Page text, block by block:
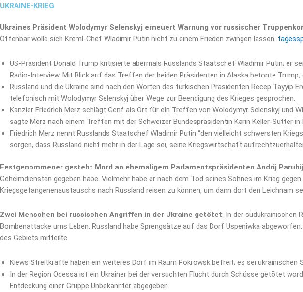
UKRAINE-KRIEG
Ukraines Präsident Wolodymyr Selenskyj erneuert Warnung vor russischer
Offenbar wolle sich Kreml-Chef Wladimir Putin nicht zu einem Frieden zwingen lassen.
US-Präsident Donald Trump kritisierte abermals Russlands Staatschef Wladimir Putin; er
Radio-Interview. Mit Blick auf das Treffen der beiden Präsidenten in Alaska betonte Trump,
Russland und die Ukraine sind nach den Worten des türkischen Präsidenten Recep
telefonisch mit Wolodymyr Selenskyj über Wege zur Beendigung des Krieges gesprochen.
Kanzler Friedrich Merz schlägt Genf als Ort für ein Treffen von Wolodymyr Selenskyj und
sagte Merz nach einem Treffen mit der Schweizer Bundespräsidentin Karin Keller-Sutter in
Friedrich Merz nennt Russlands Staatschef Wladimir Putin “den vielleicht schwersten
sorgen, dass Russland nicht mehr in der Lage sei, seine Kriegswirtschaft
Festgenommener gesteht Mord an ehemaligem Parlamentspräsidenten Andrij Parubij
Geheimdiensten gegeben habe. Vielmehr habe er nach dem Tod seines Sohnes im Krieg
Kriegsgefangenenaustauschs nach Russland reisen zu können, um dann dort den Leichnam
Zwei Menschen bei russischen Angriffen in der Ukraine getötet: In der südukrainischen
Bombenattacke ums Leben. Russland habe Sprengsätze auf das Dorf Uspeniwka
des Gebiets mitteilte.
Kiews Streitkräfte haben ein weiteres Dorf im Raum Pokrowsk befreit; es sei ukrainischen
In der Region Odessa ist ein Ukrainer bei der versuchten Flucht durch Schüsse getötet
Entdeckung einer Gruppe Unbekannter abgegeben.